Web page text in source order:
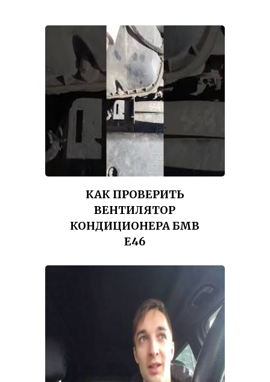
КАК ПРОВЕРИТЬ
ВЕНТИЛЯТОР
КОНДИЦИОНЕРА БМВ
Е46